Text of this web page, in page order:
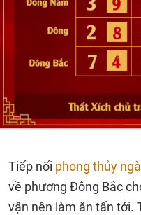
Tiếp nối phong thủy
về phương Đông Bắc
vận nên làm ăn tấn tới.